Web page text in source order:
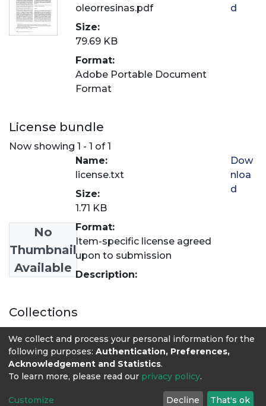
oleorresinas.pdf
Size:
79.69 KB
Format:
Adobe Portable Document
Format
d
License bundle
Now showing 1 - 1 of 1
No
Thumbnail
Available
Name:
license.txt
Size:
1.71 KB
Format:
Item-specific license agreed
upon to submission
Description:
Dow
nloa
d
Collections
Revista LASALLISTA de Investigación
We collect and process your personal information for the
following purposes: Authentication, Preferences,
Acknowledgement and Statistics.
To learn more, please read our privacy policy.
Customize Decline That's ok